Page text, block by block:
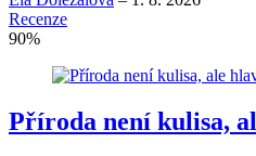
Recenze
90%
Příroda není kulisa,